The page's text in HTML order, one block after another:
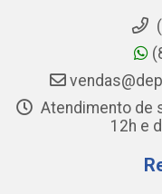
Atendimento de
12h e